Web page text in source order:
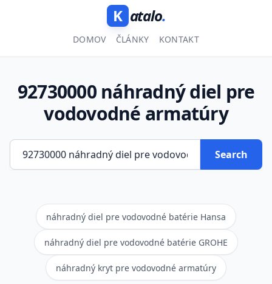
K atalo.
DOMOV ČLÁNKY KONTAKT
92730000 náhradný diel pre
vodovodné armatúry
Search
náhradný diel pre vodovodné batérie Hansa
náhradný diel pre vodovodné batérie GROHE
náhradný kryt pre vodovodné armatúry